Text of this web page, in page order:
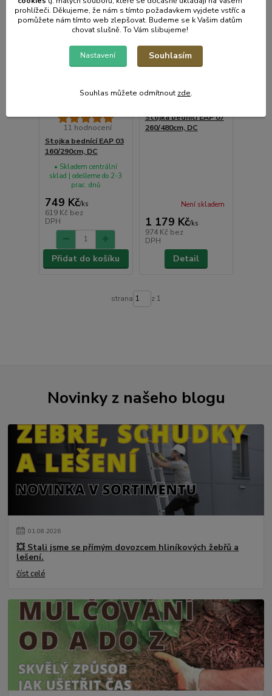
11 hodnocení
Stojka bednící EAP 03
160/290cm, DC
749 Kč/ks
619 Kč bez
DPH
• Skladem centrální
sklad | odešleme do 2-3
prac. dnů
Přidat do košíku
Stojka bednící EAP 07
260/480cm, DC
1 179 Kč/ks
974 Kč bez
DPH
Není skladem
Detail
strana z 1
Novinky z našeho blogu
01.08.2026
💥 Stali jsme se přímým dovozcem hliníkových žebřů a
lešení.
číst celé
prohlížeči. Děkujeme, že nám s tímto požadavkem vyjdete vstříc a
pomůžete nám tímto web zlepšovat. Budeme se k Vašim datům
chovat slušně. To Vám slibujeme!
Nastavení Souhlasím
Souhlas můžete odmítnout zde.